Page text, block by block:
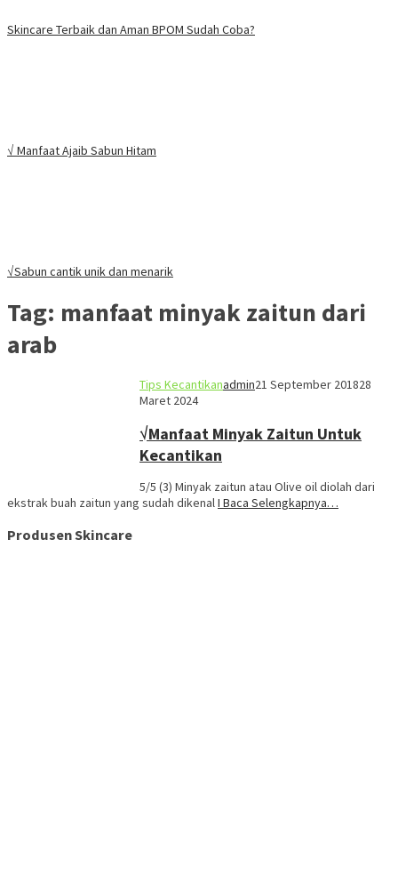
Skincare Terbaik dan Aman BPOM Sudah Coba?
√ Manfaat Ajaib Sabun Hitam
√Sabun cantik unik dan menarik
Tag: manfaat minyak zaitun dari
arab
Tips Kecantikanadmin21 September 201828
Maret 2024
√Manfaat Minyak Zaitun Untuk
Kecantikan
5/5 (3) Minyak zaitun atau Olive oil diolah dari
ekstrak buah zaitun yang sudah dikenalI Baca Selengkapnya…
Produsen Skincare